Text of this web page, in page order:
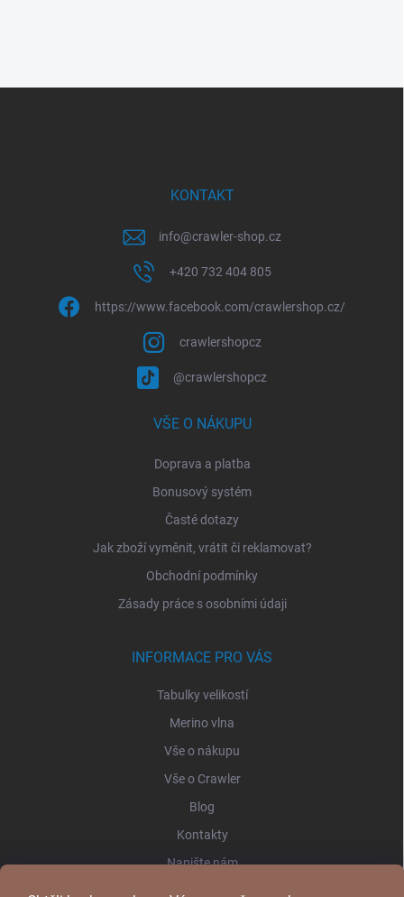
KONTAKT
info@crawler-shop.cz
+420 732 404 805
https://www.facebook.com/crawlershop.cz/
crawlershopcz
@crawlershopcz
VŠE O NÁKUPU
Doprava a platba
Bonusový systém
Časté dotazy
Jak zboží vyměnit, vrátit či reklamovat?
Obchodní podmínky
Zásady práce s osobními údaji
INFORMACE PRO VÁS
Tabulky velikostí
Merino vlna
Vše o nákupu
Vše o Crawler
Blog
Kontakty
Napište nám